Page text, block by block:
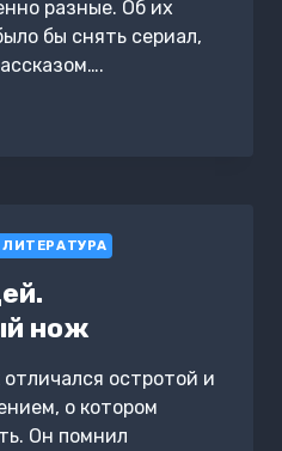
разные. Об их
бы снять сериал,
нож
остротой и
о котором
Он помнил